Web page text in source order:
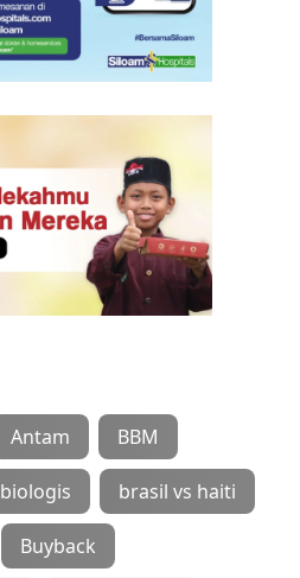
Antam BBM
biologis brasil vs haiti
Buyback